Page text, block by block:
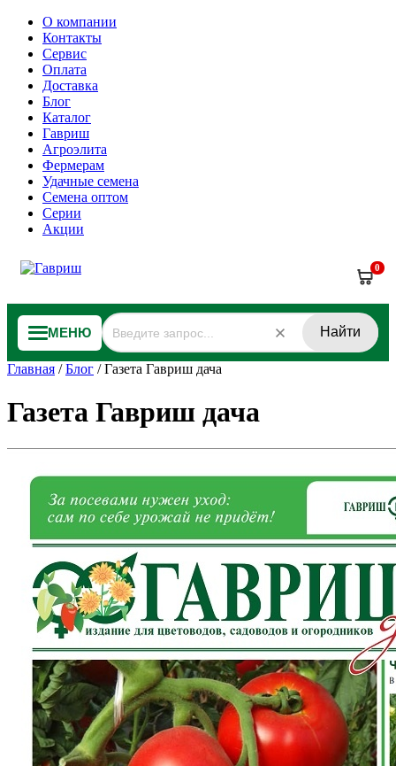
О компании
Контакты
Сервис
Оплата
Доставка
Блог
Каталог
Гавриш
Агроэлита
Фермерам
Удачные семена
Семена оптом
Серии
Акции
0
МЕНЮ Найти
Главная /Блог /Газета Гавриш дача
Газета Гавриш дача